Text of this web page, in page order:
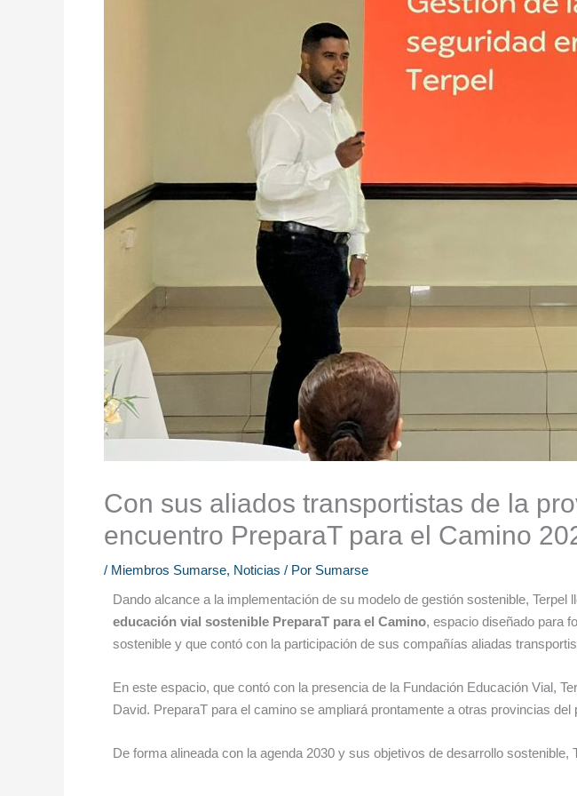
Con sus aliados transportistas de la
encuentro PreparaT para el Camino
/ Miembros Sumarse, Noticias / Por Sumarse
Dando alcance a la implementación de su modelo de gestión sostenible,
educación vial sostenible PreparaT para el Camino, espacio diseñado para
sostenible y que contó con la participación de sus compañías aliadas
En este espacio, que contó con la presencia de la Fundación Educación Vial,
David. PreparaT para el camino se ampliará prontamente a otras provincias del
De forma alineada con la agenda 2030 y sus objetivos de desarrollo sostenible,